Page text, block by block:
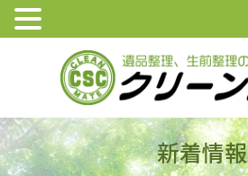
新着情報